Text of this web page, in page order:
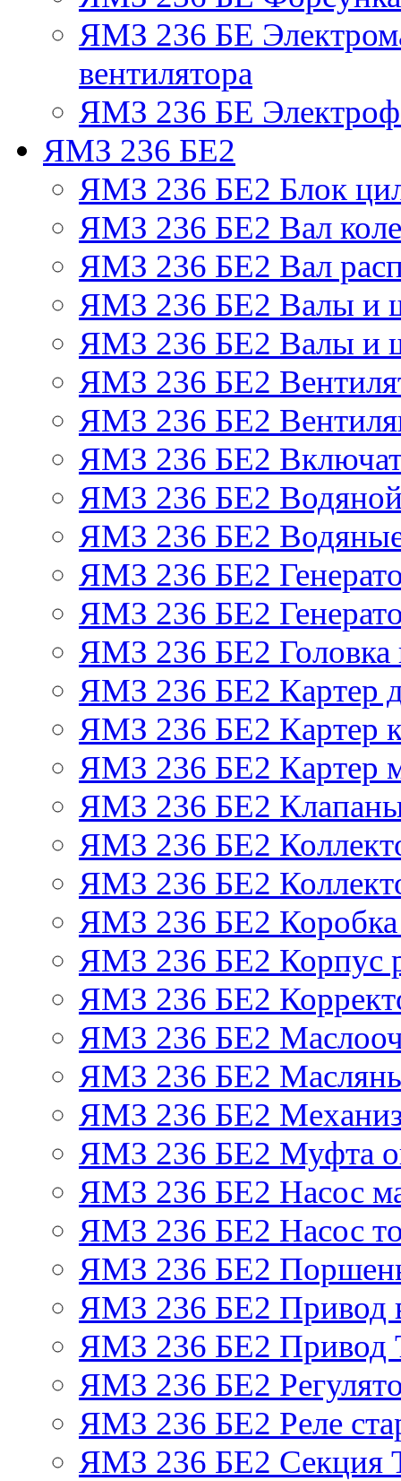
ЯМЗ 236 БЕ
вентилятора
ЯМЗ 236 БЕ
ЯМЗ 236 БЕ2
ЯМЗ 236 БЕ2 Блок
ЯМЗ 236 БЕ2 Вал
ЯМЗ 236 БЕ2 Вал
ЯМЗ 236 БЕ2 Валы и
ЯМЗ 236 БЕ2 Валы и
ЯМЗ 236 БЕ2
ЯМЗ 236 БЕ2
ЯМЗ 236 БЕ2
ЯМЗ 236 БЕ2 Водяной
ЯМЗ 236 БЕ2
ЯМЗ 236 БЕ2
ЯМЗ 236 БЕ2
ЯМЗ 236 БЕ2 Головка
ЯМЗ 236 БЕ2 Картер
ЯМЗ 236 БЕ2 Картер
ЯМЗ 236 БЕ2 Картер
ЯМЗ 236 БЕ2 Клапаны
ЯМЗ 236 БЕ2
ЯМЗ 236 БЕ2
ЯМЗ 236 БЕ2 Коробка
ЯМЗ 236 БЕ2 Корпус
ЯМЗ 236 БЕ2
ЯМЗ 236 БЕ2
ЯМЗ 236 БЕ2
ЯМЗ 236 БЕ2
ЯМЗ 236 БЕ2 Муфта
ЯМЗ 236 БЕ2 Насос
ЯМЗ 236 БЕ2 Насос
ЯМЗ 236 БЕ2
ЯМЗ 236 БЕ2 Привод
ЯМЗ 236 БЕ2
ЯМЗ 236 БЕ2
ЯМЗ 236 БЕ2 Реле
ЯМЗ 236 БЕ2